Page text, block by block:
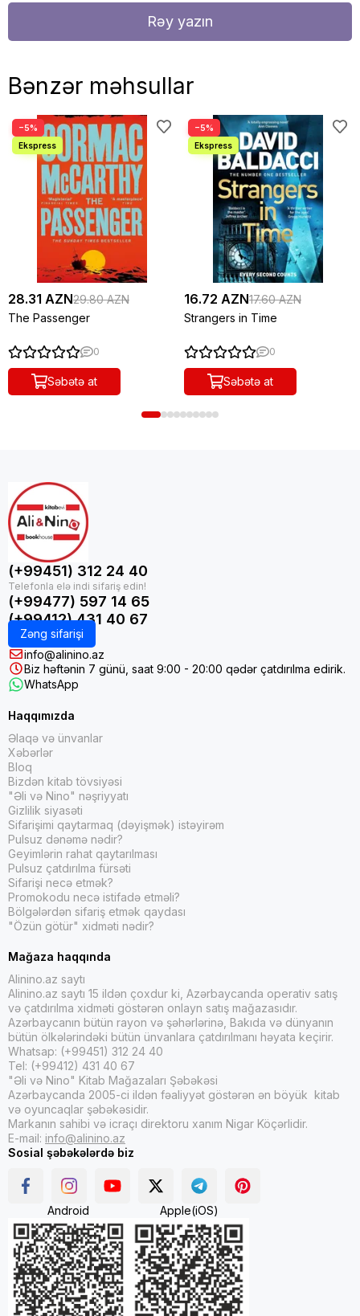
Rəy yazın
Bənzər məhsullar
−5%
28.31 AZN29.80 AZN
The Passenger
0
Səbətə at
−5%
16.72 AZN17.60 AZN
Strangers in Time
0
Səbətə at
(+99451) 312 24 40
(+99477) 597 14 65
(+99412) 431 40 67
Zəng sifarişi
info@alinino.az
Biz həftənin 7 günü, saat 9:00 - 20:00 qədər çatdırılma edirik.
WhatsApp
Haqqımızda
Əlaqə və ünvanlar
Xəbərlər
Bloq
Bizdən kitab tövsiyəsi
"Əli və Nino" nəşriyyatı
Gizlilik siyasəti
Sifarişimi qaytarmaq (dəyişmək) istəyirəm
Pulsuz dənəmə nədir?
Geyimlərin rahat qaytarılması
Pulsuz çatdırılma fürsəti
Sifarişi necə etmək?
Promokodu necə istifadə etməli?
Bölgələrdən sifariş etmək qaydası
"Özün götür" xidməti nədir?
Mağaza haqqında
Alinino.az saytı
Alinino.az saytı 15 ildən çoxdur ki, Azərbaycanda operativ satış
və çatdırılma xidməti göstərən onlayn satış mağazasıdır.
Azərbaycanın bütün rayon və şəhərlərinə, Bakıda və dünyanın
bütün ölkələrindəki bütün ünvanlara çatdırılmanı həyata keçirir.
Whatsap: (+99451) 312 24 40
Tel: (+99412) 431 40 67
"Əli və Nino" Kitab Mağazaları Şəbəkəsi
Azərbaycanda 2005-ci ildən fəaliyyət göstərən ən böyük kitab
və oyuncaqlar şəbəkəsidir.
Markanın sahibi və icraçı direktoru xanım Nigar Köçərlidir.
E-mail: info@alinino.az
Sosial şəbəkələrdə biz
Android Apple(iOS)